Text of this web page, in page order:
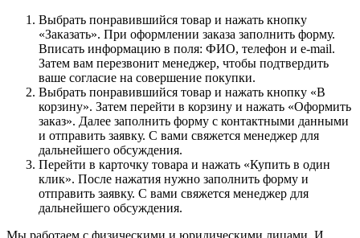
Выбрать понравившийся товар и нажать кнопку
«Заказать». При оформлении заказа заполнить форму.
Вписать информацию в поля: ФИО, телефон и e-mail.
Затем вам перезвонит менеджер, чтобы подтвердить
ваше согласие на совершение покупки.
Выбрать понравившийся товар и нажать кнопку «В
корзину». Затем перейти в корзину и нажать «Оформить
заказ». Далее заполнить форму с контактными данными
и отправить заявку. С вами свяжется менеджер для
дальнейшего обсуждения.
Перейти в карточку товара и нажать «Купить в один
клик». После нажатия нужно заполнить форму и
отправить заявку. С вами свяжется менеджер для
дальнейшего обсуждения.
Мы работаем с физическими и юридическими лицами. И